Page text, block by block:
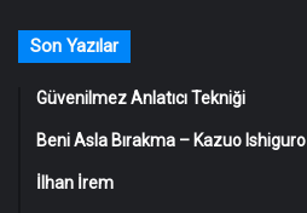
Son Yazılar
Güvenilmez Anlatıcı Tekniği
Beni Asla Bırakma – Kazuo Ishiguro
İlhan İrem